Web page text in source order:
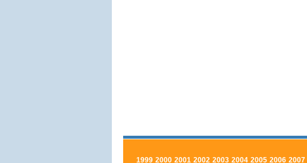
1999 2000 2001 2002 2003 2004 2005 2006 2007